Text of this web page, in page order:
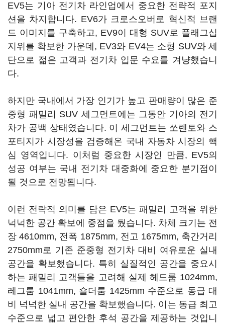
EV5는 기아 전기차 라인업에서 중요한 전략적 포지
션을 차지합니다. EV6가 크로스오버로 혁신적 브랜
드 이미지를 구축하고, EV9이 대형 SUV로 플래그십
지위를 확보한 가운데, EV3와 EV4는 소형 SUV와 세
단으로 젊은 고객과 전기차 입문 수요를 겨냥했습니
다.
하지만 국내에서 가장 인기가 높고 판매량이 많은 준
중형 패밀리 SUV 세그먼트에는 그동안 기아의 전기
차가 공백 상태였습니다. 이 세그먼트는 쏘렌토와 스
포티지가 시장성을 검증해온 국내 자동차 시장의 핵
심 영역입니다. 이처럼 중요한 시장인 만큼, EV5의
성공 여부는 국내 전기차 대중화에 중요한 분기점이
될 것으로 전망됩니다.
이런 전략적 의미를 담은 EV5는 패밀리 고객을 위한
넉넉한 공간 확보에 중점을 뒀습니다. 차체 크기는 전
장 4610mm, 전폭 1875mm, 전고 1675mm, 축간거리
2750mm로 기존 준중형 전기차 대비 여유로운 실내
공간을 확보했습니다. 특히 실질적인 공간을 중요시
하는 패밀리 고객들을 고려해 실제 헤드룸 1024mm,
레그룸 1041mm, 숄더룸 1425mm 수준으로 동급 대
비 넉넉한 실내 공간을 확보했습니다. 이는 동급 최고
수준으로 넓고 편안한 후석 공간을 제공하는 것입니